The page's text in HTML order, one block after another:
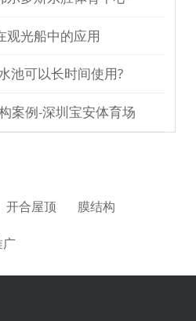
观光船中的应用
池可以长时间使用?
案例-深圳宝安体育场
开合屋顶 膜结构